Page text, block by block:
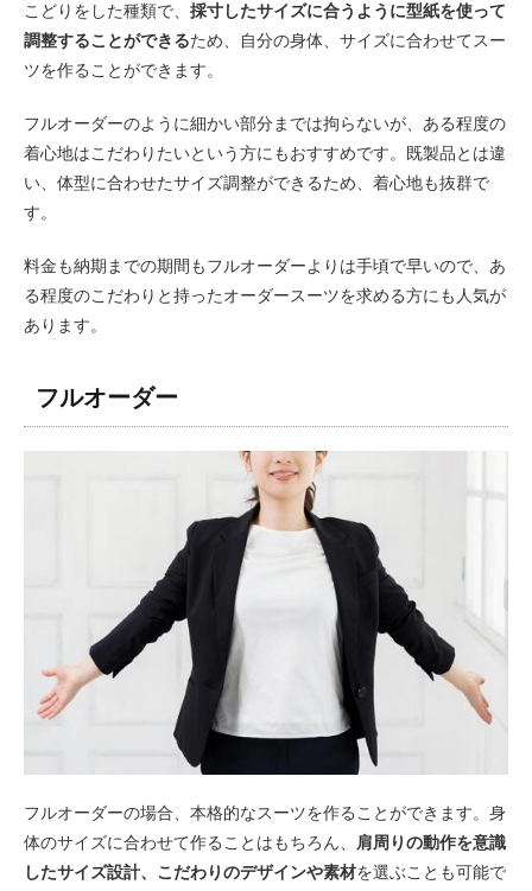
こどりをした種類で、 採寸したサイズに合うように型紙を使って
調整することができるため、自分の身体、サイズに合わせてスー
ツを作ることができます。
フルオーダーのように細かい部分までは拘らないが、ある程度の
着心地はこだわりたいという方にもおすすめです。既製品とは違
い、体型に合わせたサイズ調整ができるため、着心地も抜群で
す。
料金も納期までの期間もフルオーダーよりは手頃で早いので、あ
る程度のこだわりと持ったオーダースーツを求める方にも人気が
あります。
フルオーダー
フルオーダーの場合、本格的なスーツを作ることができます。身
体のサイズに合わせて作ることはもちろん、 肩周りの動作を意識
したサイズ設計、こだわりのデザインや素材を選ぶことも可能で